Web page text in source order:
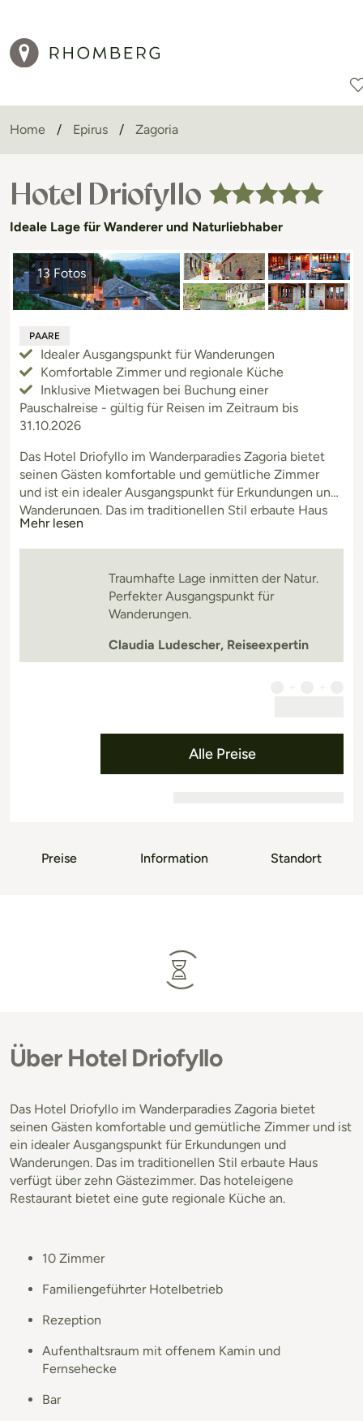
Reiseziele
Home Epirus Zagoria
Hotel Driofyllo
Ideale Lage für Wanderer und Naturliebhaber
13 Fotos
PAARE
Idealer Ausgangspunkt für Wanderungen
Komfortable Zimmer und regionale Küche
Inklusive Mietwagen bei Buchung einer
Pauschalreise - gültig für Reisen im Zeitraum bis
31.10.2026
Das Hotel Driofyllo im Wanderparadies Zagoria bietet
seinen Gästen komfortable und gemütliche Zimmer
und ist ein idealer Ausgangspunkt für Erkundungen und
Wanderungen. Das im traditionellen Stil erbaute Haus
verfügt über zehn Gästezimmer. Das hoteleigene
Restaurant bietet eine gute regionale Küche an.
Mehr lesen
Traumhafte Lage inmitten der Natur.
Perfekter Ausgangspunkt für
Wanderungen.
Claudia Ludescher, Reiseexpertin
Alle Preise
Preise Information Standort
Über Hotel Driofyllo
Das Hotel Driofyllo im Wanderparadies Zagoria bietet
seinen Gästen komfortable und gemütliche Zimmer und ist
ein idealer Ausgangspunkt für Erkundungen und
Wanderungen. Das im traditionellen Stil erbaute Haus
verfügt über zehn Gästezimmer. Das hoteleigene
Restaurant bietet eine gute regionale Küche an.
10 Zimmer
Familiengeführter Hotelbetrieb
Rezeption
Aufenthaltsraum mit offenem Kamin und
Fernsehecke
Bar